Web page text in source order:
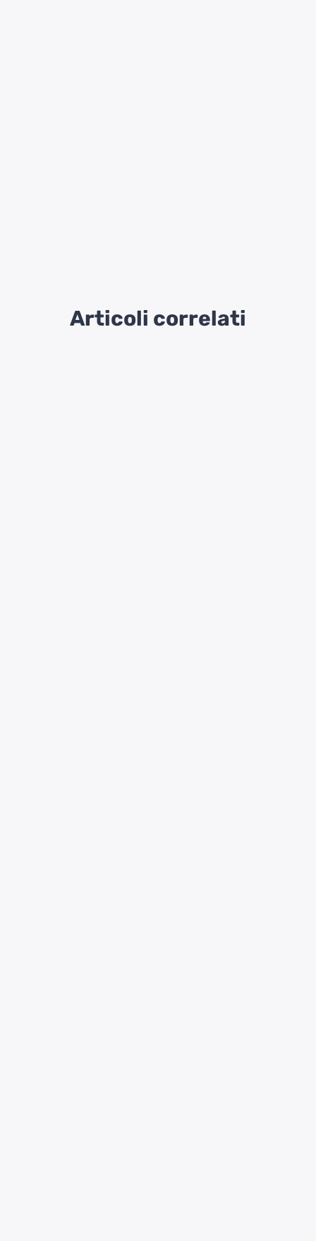
Articoli correlati